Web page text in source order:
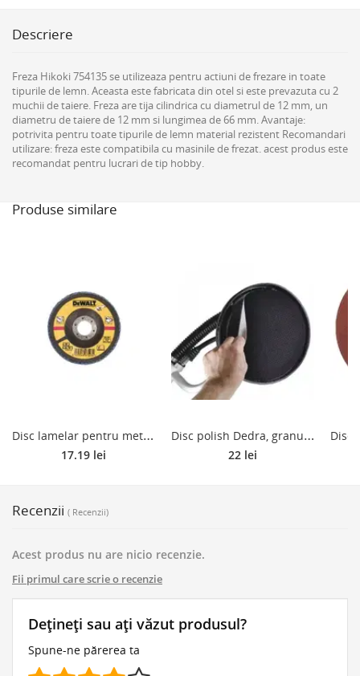
Descriere
Freza Hikoki 754135 se utilizeaza pentru actiuni de frezare in toate
tipurile de lemn. Aceasta este fabricata din otel si este prevazuta cu 2
muchii de taiere. Freza are tija cilindrica cu diametrul de 12 mm, un
diametru de taiere de 12 mm si lungimea de 66 mm. Avantaje:
potrivita pentru toate tipurile de lemn material rezistent Recomandari
utilizare: freza este compatibila cu masinile de frezat. acest produs este
recomandat pentru lucrari de tip hobby.
Produse similare
D
isc lamelar pentru metal DeWalt DT3310, 125 mm, granulatie 80
17.19 lei
D
isc polish Dedra, granulatie 120, 225 mm, 5 buc/set
22 lei
Recenzii ( Recenzii)
Acest produs nu are nicio recenzie.
Fii primul care scrie o recenzie
Dețineți sau ați văzut produsul?
Spune-ne părerea ta